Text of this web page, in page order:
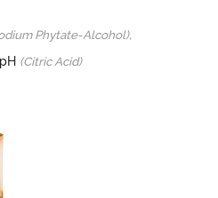
Phytate-Alcohol),
(Citric Acid)